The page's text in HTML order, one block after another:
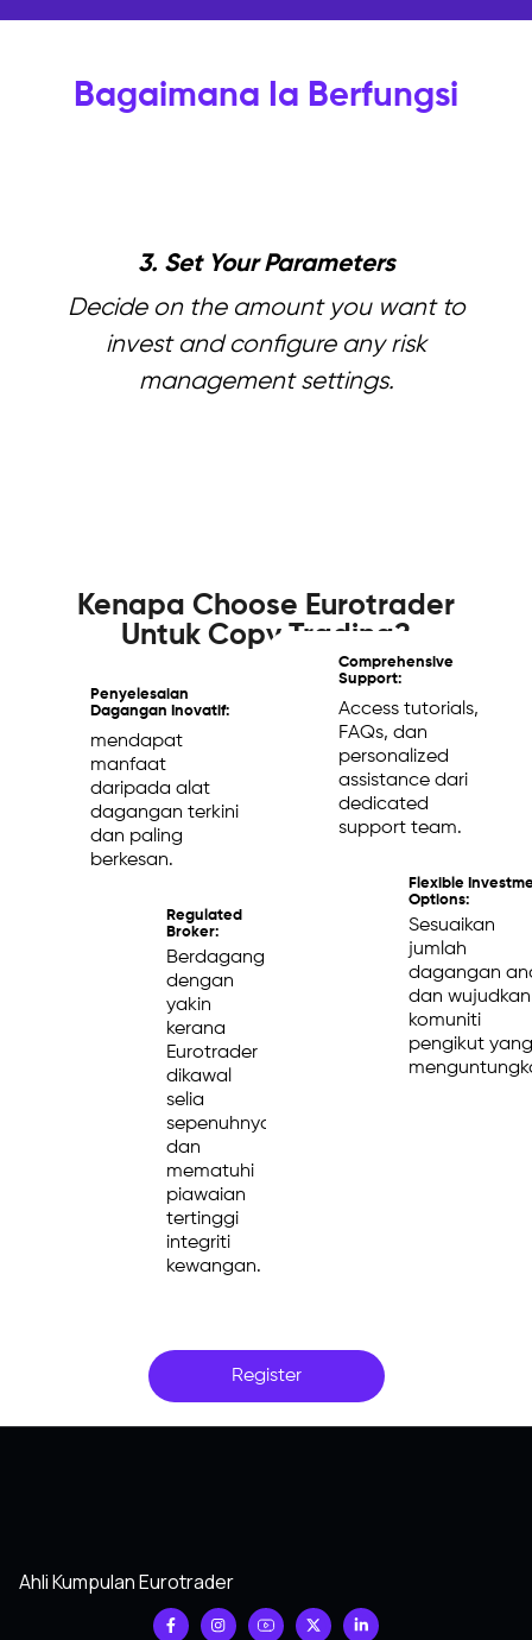
Bagaimana Ia Berfungsi
3. Set Your Parameters
Decide on the amount you want to
invest and configure any risk
management settings.
Kenapa Choose Eurotrader
Untuk Copy Trading?
Penyelesaian
Dagangan Inovatif:
mendapat
manfaat
daripada alat
dagangan terkini
dan paling
berkesan.
Regulated
Broker:
Berdagang
dengan
yakin
kerana
Eurotrader
dikawal
selia
sepenuhnya
dan
mematuhi
piawaian
tertinggi
integriti
kewangan.
Comprehensive
Support:
Access tutorials,
FAQs, dan
personalized
assistance dari
dedicated
support team.
Flexible
Options:
Sesuaikan
jumlah
dagangan
dan wujudkan
komuniti
pengikut yang
Register
Ahli Kumpulan Eurotrader